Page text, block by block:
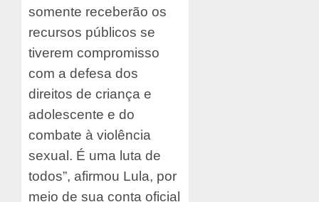
somente receberão os
recursos públicos se
tiverem compromisso
com a defesa dos
direitos de criança e
adolescente e do
combate à violência
sexual. É uma luta de
todos”, afirmou Lula, por
meio de sua conta oficial